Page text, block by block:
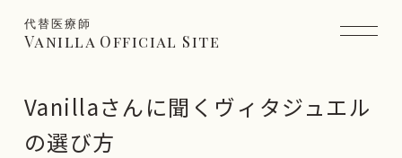
代替医療師
Vanilla Official Site
Vanillaさんに聞くヴィタジュエル
の選び方